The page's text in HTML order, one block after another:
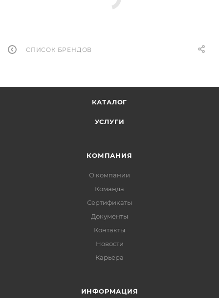
СПИСОК БРЕНДОВ
КАТАЛОГ
УСЛУГИ
КОМПАНИЯ
О компании
Команда
Сертификаты
Документы
Контакты
Новости
Карьера
ИНФОРМАЦИЯ